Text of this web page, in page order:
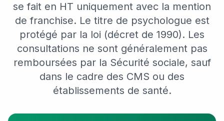
se fait en HT uniquement avec la mention
de franchise. Le titre de psychologue est
protégé par la loi (décret de 1990). Les
consultations ne sont généralement pas
remboursées par la Sécurité sociale, sauf
dans le cadre des CMS ou des
établissements de santé.